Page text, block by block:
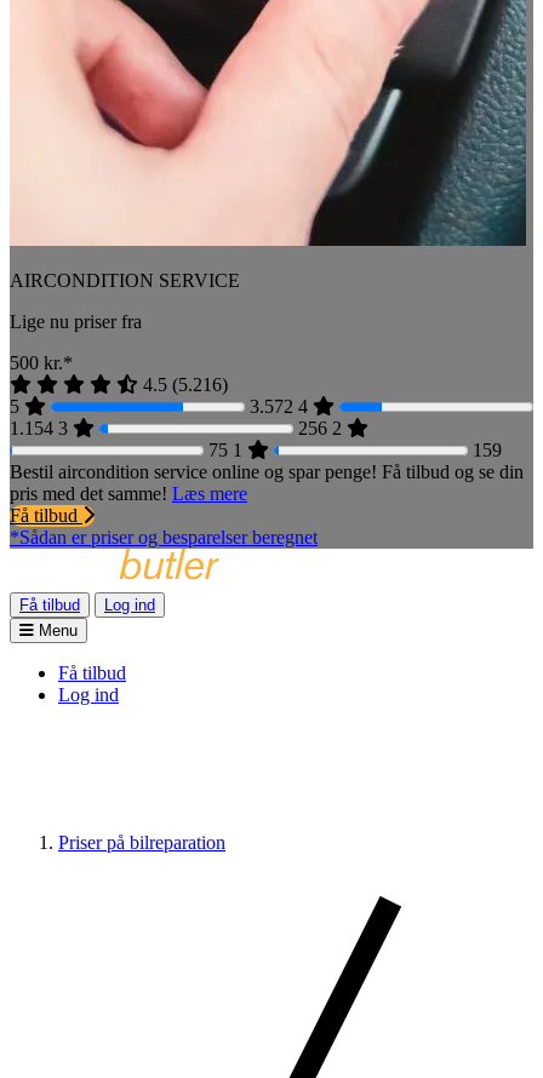
AIRCONDITION SERVICE
Lige nu priser fra
500 kr.*
4.5 (5.216)
5
3.572 4
1.154 3 256 2
75 1
159
Bestil aircondition service online og spar penge! Få tilbud og se din
pris med det samme! Læs mere
Få tilbud
*Sådan er priser og besparelser beregnet
Få tilbud
Log ind
Menu
Få tilbud
Log ind
Priser på bilreparation